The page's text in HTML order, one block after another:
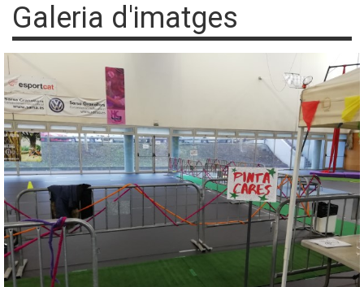
Galeria d'imatges